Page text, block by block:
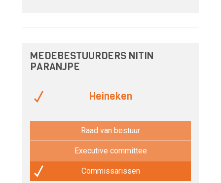
MEDEBESTUURDERS NITIN
PARANJPE
Heineken
Raad van bestuur
Executive committee
Commissarissen